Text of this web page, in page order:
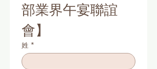
部業界午宴聯誼
會】
姓 *